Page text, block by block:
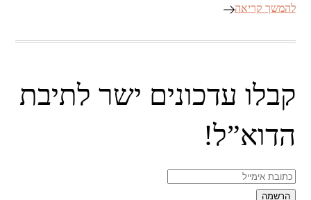
להמשך קריאה
קבלו עדכונים ישר לתיבת
הדוא”ל!